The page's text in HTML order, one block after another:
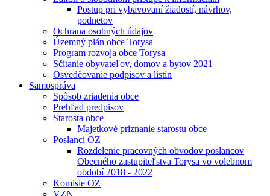
Postup pri vybavovaní žiadostí, návrhov,
podnetov
Ochrana osobných údajov
Územný plán obce Torysa
Program rozvoja obce Torysa
Sčítanie obyvateľov, domov a bytov 2021
Osvedčovanie podpisov a listín
Samospráva
Spôsob zriadenia obce
Prehľad predpisov
Starosta obce
Majetkové priznanie starostu obce
Poslanci OZ
Rozdelenie pracovných obvodov poslancov
Obecného zastupiteľstva Torysa vo volebnom
období 2018 - 2022
Komisie OZ
VZN